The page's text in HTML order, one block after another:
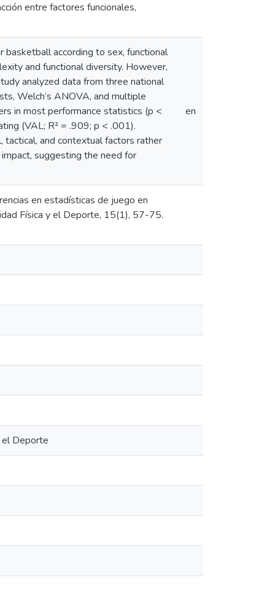
entre factores funcionales,
basketball according to sex, functional
and functional diversity. However,
analyzed data from three national
Welch’s ANOVA, and multiple
in most performance statistics (p <
(VAL; R² = .909; p < .001).
and contextual factors rather
suggesting the need for
en
en estadísticas de juego en
Física y el Deporte, 15(1), 57-75.
el Deporte